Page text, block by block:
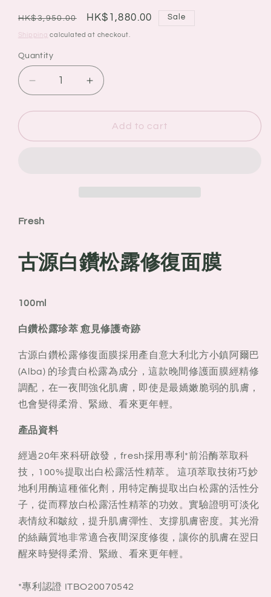
Regular
price
HK$3,950.00
Sale
price
HK$1,880.00 Sale
Shipping calculated at checkout.
Quantity
Quantity
Decrease
quantity
for
古
露
復
面
100ml
Increase
quantity
for
Fresh
古
鑽
復
面
Add to cart
Fresh
古源白鑽松露修復面膜
100ml
白鑽松露珍萃 愈見修護奇跡
古源白鑽松露修復面膜採用產自意大利北方小鎮阿爾巴
(Alba) 的珍貴白松露為成分，這款晚間修護面膜經精修
調配，在一夜間強化肌膚，即使是最嬌嫩脆弱的肌膚，
也會變得柔滑、緊緻、看來更年輕。
產品資料
經過20年來科研啟發，fresh採用專利*前沿酶萃取科
技，100%提取出白松露活性精萃。 這項萃取技術巧妙
地利用酶這種催化劑，用特定酶提取出白松露的活性分
子，從而釋放白松露活性精萃的功效。實驗證明可淡化
表情紋和皺紋，提升肌膚彈性、支撐肌膚密度。其光滑
的絲繭質地非常適合夜間深度修復，讓你的肌膚在翌日
醒來時變得柔滑、緊緻、看來更年輕。
*專利認證 ITBO20070542